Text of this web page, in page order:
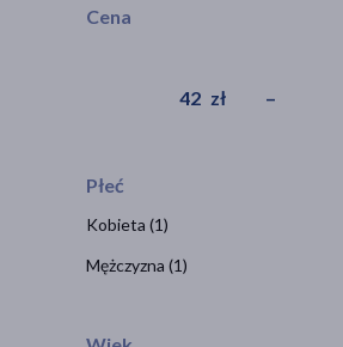
Cena
zł –
Płeć
Kobieta (1)
Mężczyzna (1)